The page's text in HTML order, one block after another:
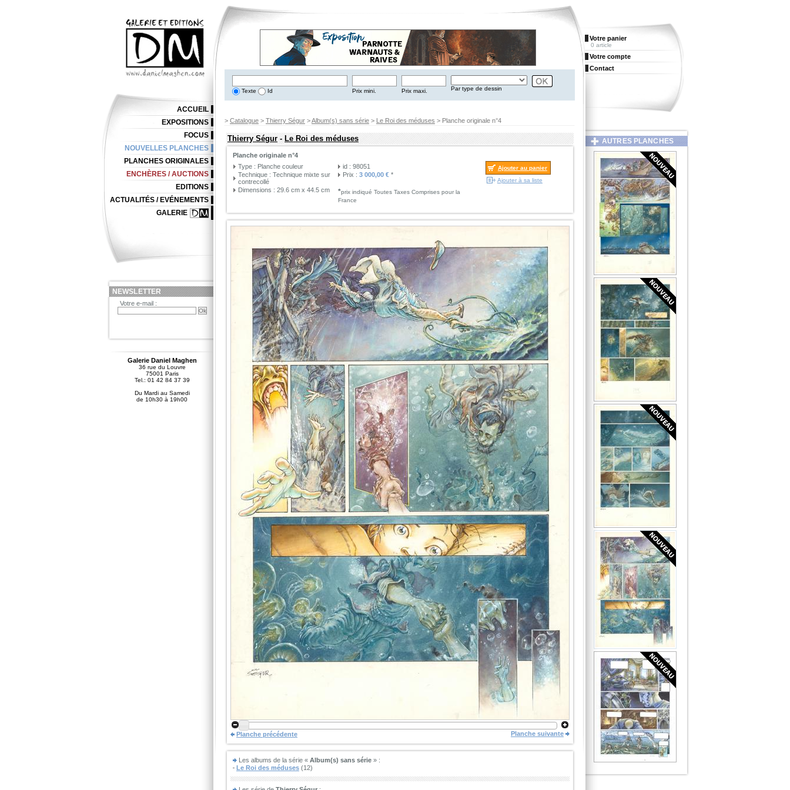
Texte Id Prix mini. Prix maxi. Par type de dessin
> Catalogue > Thierry Ségur >Album(s) sans série > Le Roi des méduses > Planche originale n°4
Thierry Ségur-Le Roi des méduses
Planche originale n°4
Type : Planche couleur
Technique : Technique mixte sur
contrecollé
Dimensions : 29.6 cm x 44.5 cm
id : 98051
Prix :3 000,00 € *
*prix indiqué Toutes Taxes Comprises pour la
France
Ajouter au panier
Ajouter à sa liste
Planche précédente Planche suivante
Les albums de la série « Album(s) sans série » :
Le Roi des méduses (12)
ACCUEIL
EXPOSITIONS
FOCUS
NOUVELLES PLANCHES
PLANCHES ORIGINALES
ENCHÈRES / AUCTIONS
EDITIONS
ACTUALITÉS / EVÉNEMENTS
GALERIE
NEWSLETTER
Votre e-mail :
Galerie Daniel Maghen
36 rue du Louvre
75001 Paris
Tel.: 01 42 84 37 39
Du Mardi au Samedi
de 10h30 à 19h00
Votre panier
0 article
Votre compte
Contact
AUTRES PLANCHES